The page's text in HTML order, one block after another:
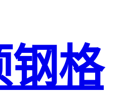
钢格